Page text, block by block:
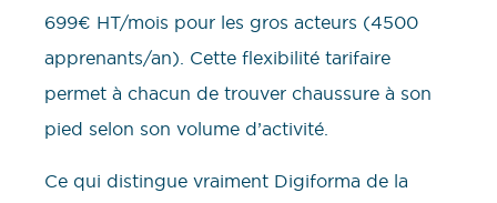
699€ HT/mois pour les gros acteurs (4500
apprenants/an). Cette flexibilité tarifaire
permet à chacun de trouver chaussure à son
pied selon son volume d’activité.
Ce qui distingue vraiment Digiforma de la